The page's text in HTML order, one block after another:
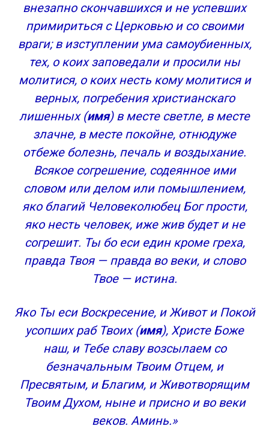
Молитва об усопшей дочери
Молитва об усопшем сыне
Молитва за некрещеных и мертворожденных
Молитва о самоубиенных
ВИДЕО НА ТЕМУ: СИЛА МОЛИТВ ЗА УСОПШИХ
Похожие Записи
Сорокоуст о здравии — об этом надо знать
Ангел-хранитель — это надо знать
Преподобный Сергий Радонежский — видео
сборник
сейчас готовится
Возможно напишу
ОСТАВАЙСЯ НА СВЯЗИ
Подписаться на рассылку
Об этом ты должен знать
В КОНТАКТЕ — ПРИСОЕДИНЯЙСЯ!
МЕНЮ МОЛИТВ И ПРОЧЕГО ПРАВОСЛАВНОГО
МАТЕРИАЛА ДЛЯ БЫСТРОГО ПОИСКА
внезапно скончавшихся и не успевших
примириться с Церковью и со своими
враги; в изступлении ума самоубиенных,
тех, о коих заповедали и просили ны
молитися, о коих несть кому молитися и
верных, погребения христианскаго
лишенных (имя) в месте светле, в месте
злачне, в месте покойне, отнюдуже
отбеже болезнь, печаль и воздыхание.
Всякое согрешение, содеянное ими
словом или делом или помышлением,
яко благий Человеколюбец Бог прости,
яко несть человек, иже жив будет и не
согрешит. Ты бо еси един кроме греха,
правда Твоя — правда во веки, и слово
Твое — истина.
Яко Ты еси Воскресение, и Живот и Покой
усопших раб Твоих (имя), Христе Боже
наш, и Тебе славу возсылаем со
безначальным Твоим Отцем, и
Пресвятым, и Благим, и Животворящим
Твоим Духом, ныне и присно и во веки
веков. Аминь.»